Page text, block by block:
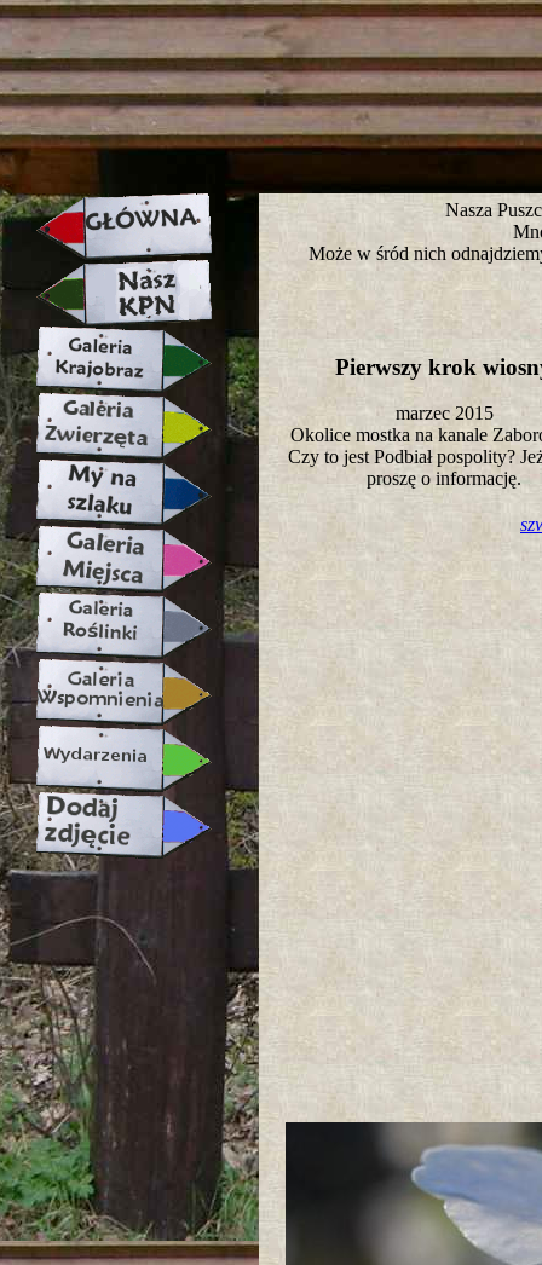
strona w naprawie zapraszamy
Nasza
Może w śród nich
Pierwszy krok
marzec 2015
Okolice mostka na kanale
Czy to jest Podbiał pospolity?
proszę o informację.